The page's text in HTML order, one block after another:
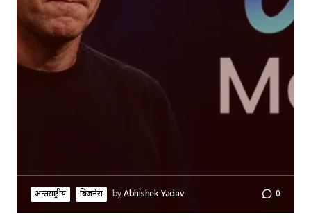
अन्तर्राष्ट्रीय बिजनेस byAbhishek Yadav 0